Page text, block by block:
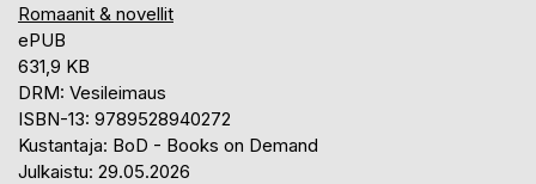
Romaanit & novellit
ePUB
631,9 KB
DRM: Vesileimaus
ISBN-13: 9789528940272
Kustantaja: BoD - Books on Demand
Julkaistu: 29.05.2026